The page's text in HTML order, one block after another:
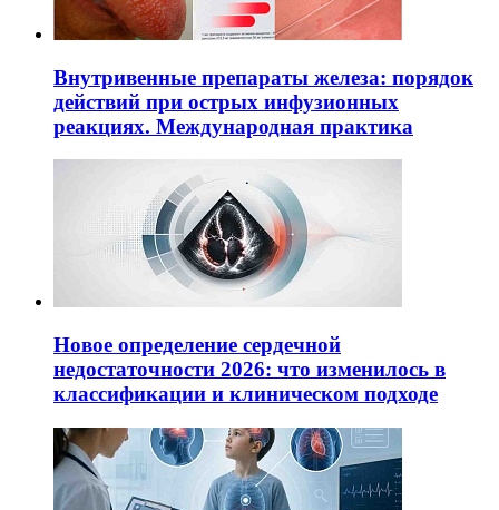
Внутривенные препараты железа: порядок
действий при острых инфузионных
реакциях. Международная практика
Новое определение сердечной
недостаточности 2026: что изменилось в
классификации и клиническом подходе